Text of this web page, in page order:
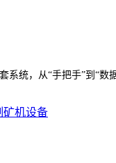
系统，从“手把手”到“数
矿机设备